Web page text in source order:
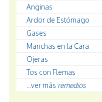
Anginas
Ardor de Estómago
Gases
Manchas en la Cara
Ojeras
Tos con Flemas
...ver más remedios